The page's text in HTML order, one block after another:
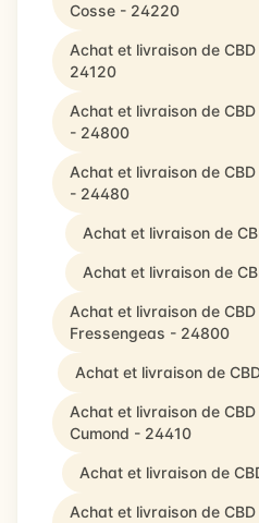
Cosse - 24220
Achat et livraison de
24120
Achat et livraison de
- 24800
Achat et livraison de
- 24480
Achat et livraison de
Achat et livraison de
Achat et livraison de
Fressengeas - 24800
Achat et livraison de
Achat et livraison de
Cumond - 24410
Achat et livraison de
Achat et livraison de